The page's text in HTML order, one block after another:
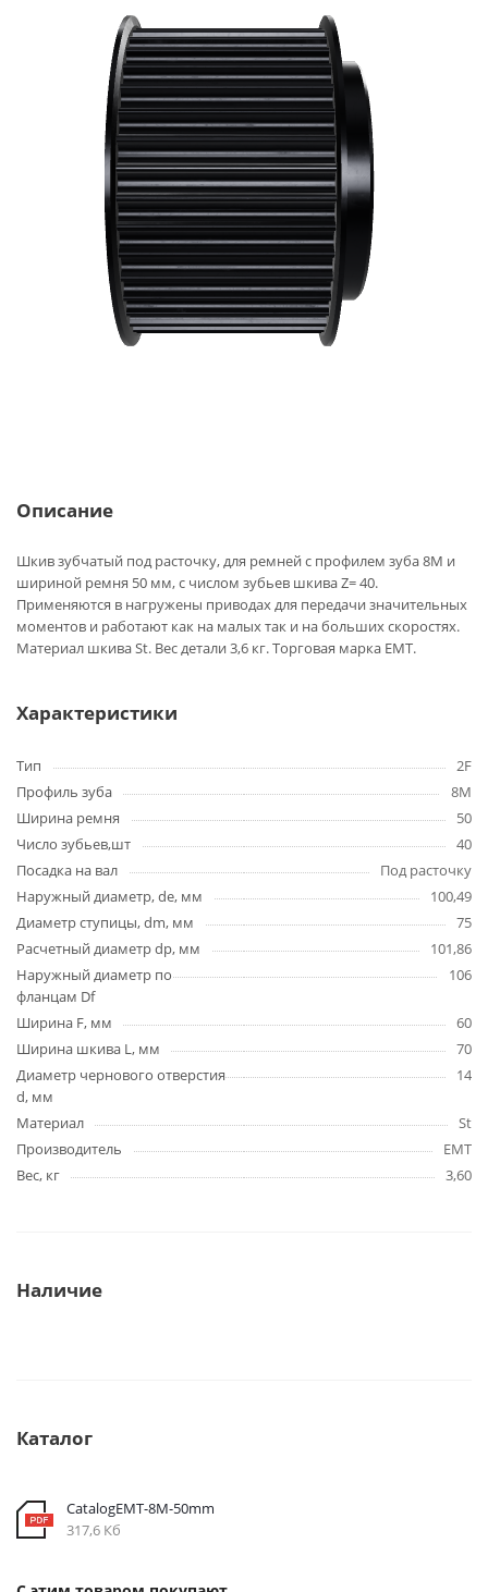
Описание
Шкив зубчатый под расточку, для ремней с профилем зуба 8M и
шириной ремня 50 мм, с числом зубьев шкива Z= 40.
Применяются в нагружены приводах для передачи значительных
моментов и работают как на малых так и на больших скоростях.
Материал шкива St. Вес детали 3,6 кг. Торговая марка EMT.
Характеристики
Тип
2F
Профиль зуба
8M
Ширина ремня
50
Число зубьев,шт
40
Посадка на вал
Под расточку
Наружный диаметр, de, мм
100,49
Диаметр ступицы, dm, мм
75
Расчетный диаметр dp, мм
101,86
Наружный диаметр по
фланцам Df
106
Ширина F, мм
60
Ширина шкива L, мм
70
Диаметр чернового отверстия
d, мм
14
Материал
St
Производитель
EMT
Вес, кг
3,60
Наличие
Каталог
CatalogEMT-8М-50mm
317,6 Кб